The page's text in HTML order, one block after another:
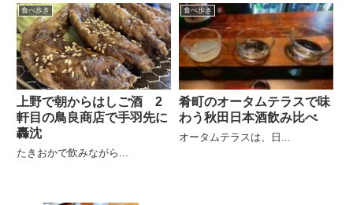
食べ歩き
上野で朝からはしご酒 2
軒目の鳥良商店で手羽先に
轟沈
たきおかで飲みながら...
食べ歩き
肴町のオータムテラスで味
わう秋田日本酒飲み比べ
オータムテラスは、日...